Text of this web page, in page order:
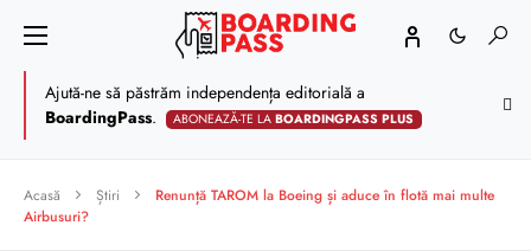
Ajută-ne să păstrăm independența editorială a
BoardingPass. ABONEAZĂ-TE LABOARDINGPASS PLUS
Acasă Știri
Renunță TAROM la Boeing și aduce în flotă mai multe
Airbusuri?